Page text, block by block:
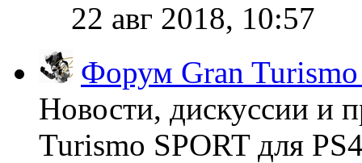
22 авг 2018, 10:57
Форум Gran Turismo
Новости, дискуссии и
Turismo SPORT для